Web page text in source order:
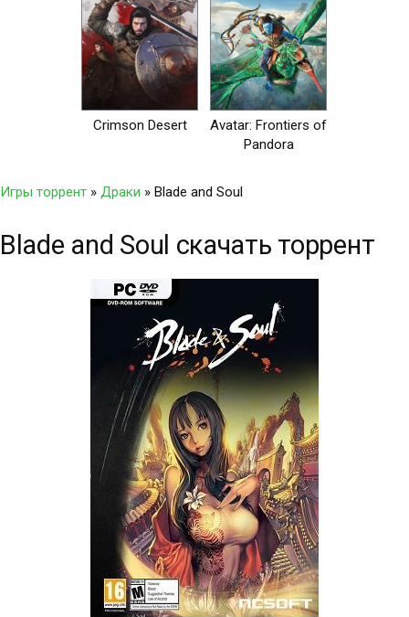
Crimson Desert
Avatar: Frontiers of
Pandora
Игры торрент » Драки » Blade and Soul
Blade and Soul скачать торрент